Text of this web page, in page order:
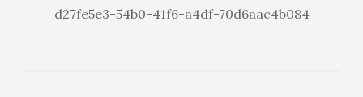
d27fe5e3-54b0-41f6-a4df-70d6aac4b084